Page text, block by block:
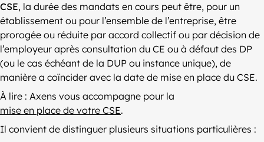
CSE, la durée des mandats en cours peut être, pour un
établissement ou pour l’ensemble de l’entreprise, être
prorogée ou réduite par accord collectif ou par décision de
l’employeur après consultation du CE ou à défaut des DP
(ou le cas échéant de la DUP ou instance unique), de
manière a coïncider avec la date de mise en place du CSE.
À lire : Axens vous accompagne pour la
mise en place de votre CSE.
Il convient de distinguer plusieurs situations particulières :